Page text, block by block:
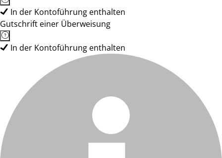
In der Kontoführung enthalten
Gutschrift einer Überweisung
In der Kontoführung enthalten